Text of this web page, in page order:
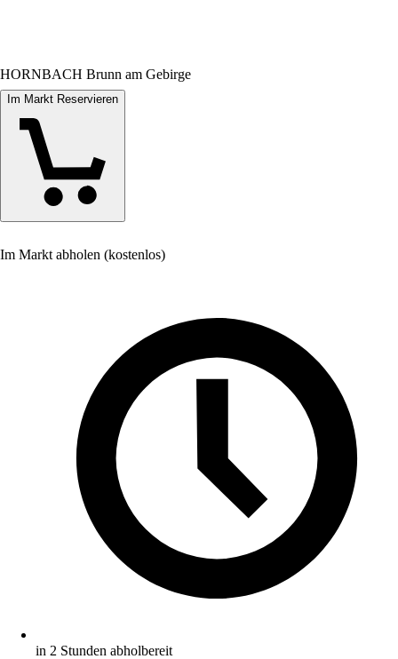
HORNBACH Brunn am Gebirge
Im Markt Reservieren
Im Markt abholen (kostenlos)
in 2 Stunden abholbereit